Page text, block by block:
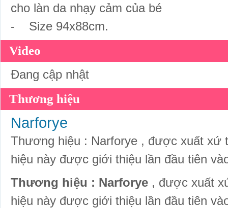
cho làn da nhạy cảm của bé
- Size 94x88cm.
Video
Đang cập nhật
Thương hiệu
Narforye
Thương hiệu : Narforye , được xuất xứ
hiệu này được giới thiệu lần đầu tiên
Thương hiệu : Narforye , được xuất
hiệu này được giới thiệu lần đầu tiên